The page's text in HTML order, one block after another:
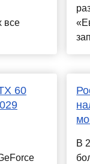
все
60
В